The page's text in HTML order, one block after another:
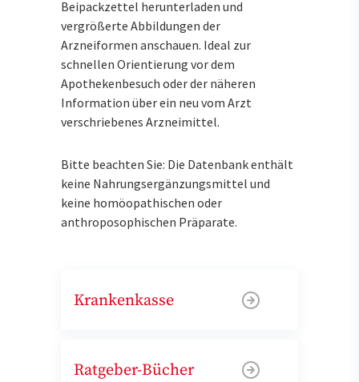
Beipackzettel herunterladen und
vergrößerte Abbildungen der
Arzneiformen anschauen. Ideal zur
schnellen Orientierung vor dem
Apothekenbesuch oder der näheren
Information über ein neu vom Arzt
verschriebenes Arzneimittel.
Bitte beachten Sie: Die Datenbank enthält
keine Nahrungsergänzungsmittel und
keine homöopathischen oder
anthroposophischen Präparate.
Krankenkasse
Ratgeber-Bücher